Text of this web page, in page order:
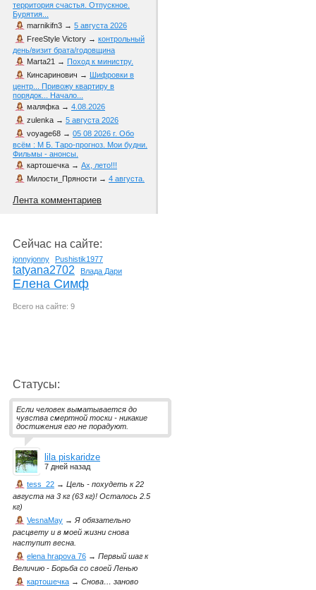
территория счастья. Отпускное.
Бурятия...
marnikifn3 → 5 августа 2026
FreeStyle Victory → контрольный
день/визит брата/годовщина
Marta21 → Поход к министру.
Кинсаринович → Шифровки в
центр... Привожу квартиру в
порядок... Начало...
маляфка → 4.08.2026
zulenka → 5 августа 2026
voyage68 → 05 08 2026 г. Обо
всём : М Б. Таро-прогноз. Мои будни.
Фильмы - анонсы.
картошечка → Ах, лето!!!
Милости_Пряности → 4 августа.
Лента комментариев
Сейчас на сайте:
jonnyjonny Pushistik1977
tatyana2702 Влада Дари
Елена Симф
Всего на сайте: 9
Статусы:
Если человек выматывается до
чувства смертной тоски - никакие
достижения его не порадуют.
lila piskaridze
7 дней назад
tess_22 → Цель - похудеть к 22
августа на 3 кг (63 кг)! Осталось 2.5
кг)
VesnaMay →Я обязательно
расцвету и в моей жизни снова
наступит весна.
elena hrapova 76 → Первый шаг к
Величию - Борьба со своей Ленью
картошечка → Снова… заново